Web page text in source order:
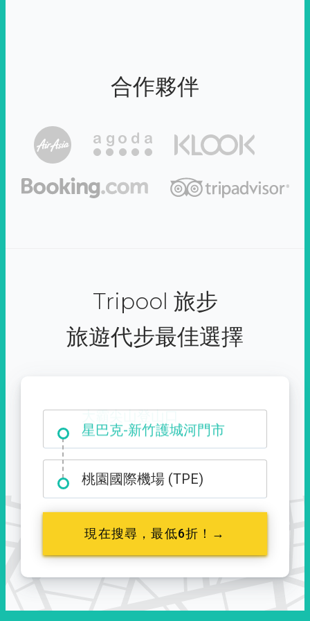
合作夥伴
Tripool 旅步
旅遊代步最佳選擇
大霸尖山登山口
桃園國際機場 (TPE)
現在搜尋，最低6折！→